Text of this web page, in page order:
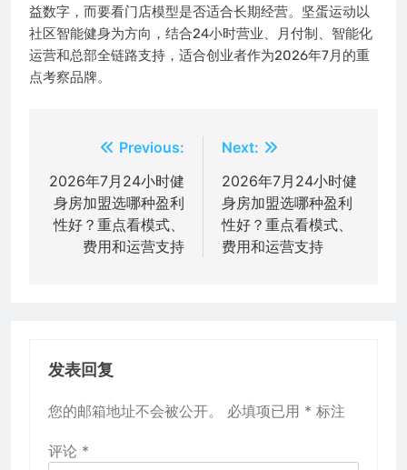
益数字，而要看门店模型是否适合长期经营。坚蛋运动以
社区智能健身为方向，结合24小时营业、月付制、智能化
运营和总部全链路支持，适合创业者作为2026年7月的重
点考察品牌。
章
导
Previous:
2026年7月24小时健
身房加盟选哪种盈利
性好？重点看模式、
费用和运营支持
Next:
2026年7月24小时健
身房加盟选哪种盈利
性好？重点看模式、
费用和运营支持
发表回复
您的邮箱地址不会被公开。 必填项已用 * 标注
评论 *